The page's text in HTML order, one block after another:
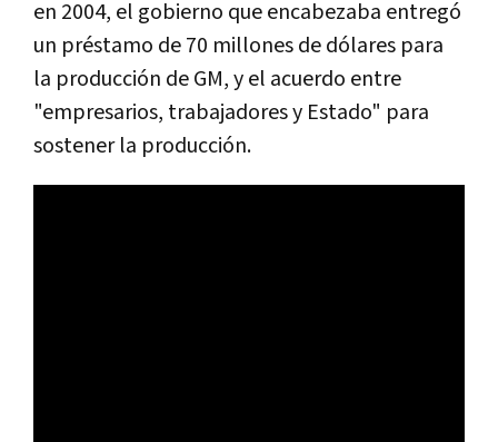
en 2004, el gobierno que encabezaba entregó
un préstamo de 70 millones de dólares para
la producción de GM, y el acuerdo entre
"empresarios, trabajadores y Estado" para
sostener la producción.